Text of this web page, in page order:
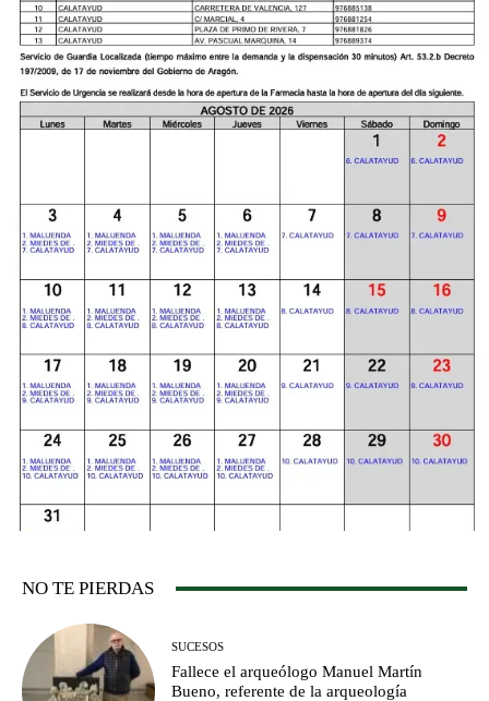
NO TE PIERDAS
SUCESOS
Fallece el arqueólogo Manuel Martín
Bueno, referente de la arqueología